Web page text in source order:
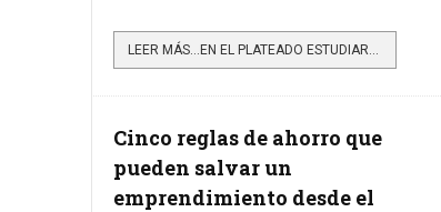
Cinco reglas de ahorro que
pueden salvar un
emprendimiento desde el